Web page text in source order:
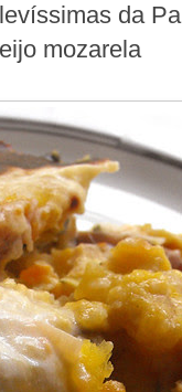
da
mozarela